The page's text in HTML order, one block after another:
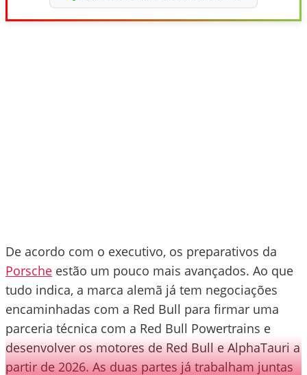
De acordo com o executivo, os preparativos da
Porsche estão um pouco mais avançados. Ao que
tudo indica, a marca alemã já tem negociações
encaminhadas com a Red Bull para firmar uma
parceria técnica com a Red Bull Powertrains e
desenvolver os motores de Red Bull e AlphaTauri a
partir de 2026. As duas partes já trabalham juntas